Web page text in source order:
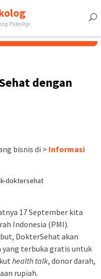
Psikologi
dengan
bisnis di > Informasi
17 September kita
Indonesia (PMI).
DokterSehat akan
yang terbuka gratis untuk
health talk, donor darah,
rupiah.